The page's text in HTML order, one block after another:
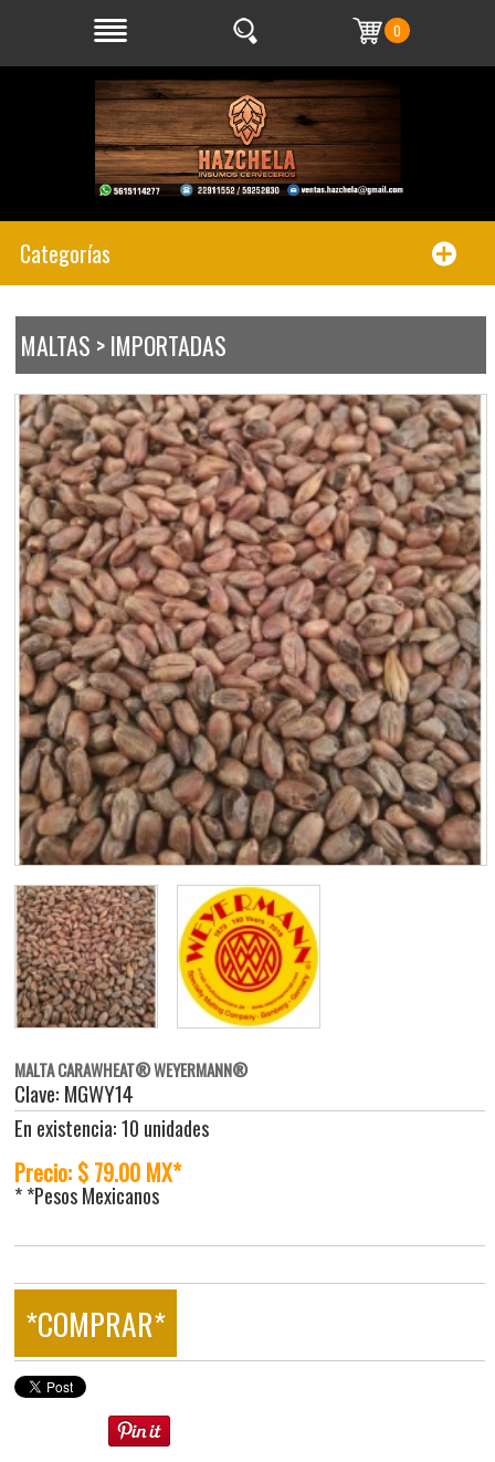
0
Categorías
MALTAS > IMPORTADAS
MALTA CARAWHEAT® WEYERMANN®
Clave: MGWY14
En existencia: 10 unidades
Precio: $ 79.00 MX*
* *Pesos Mexicanos
*COMPRAR*